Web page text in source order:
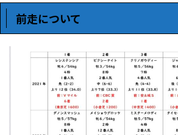
前走について